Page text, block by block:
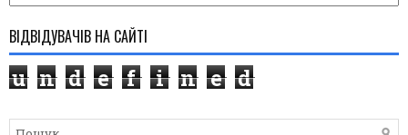
ВІДВІДУВАЧІВ НА САЙТІ
u n d e f i n e d